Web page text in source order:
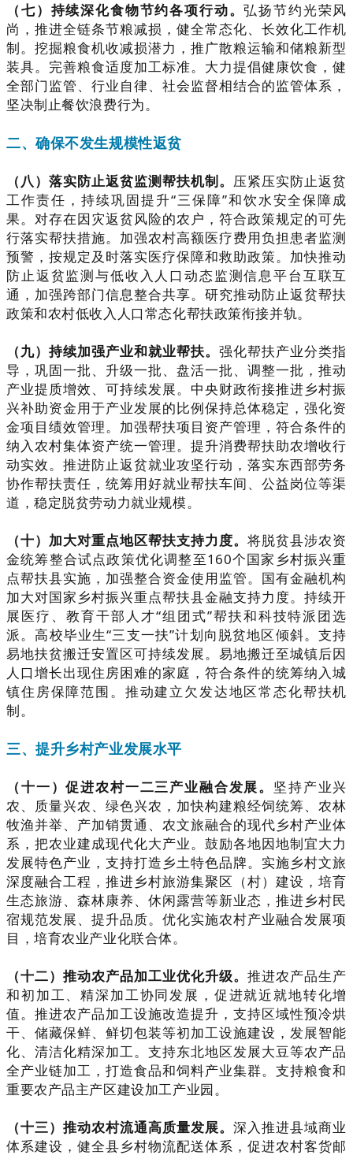
（七）持续深化食物节约各项行动。弘扬节约光荣风
尚，推进全链条节粮减损，健全常态化、长效化工作机
制。挖掘粮食机收减损潜力，推广散粮运输和储粮新型
装具。完善粮食适度加工标准。大力提倡健康饮食，健
全部门监管、行业自律、社会监督相结合的监管体系，
坚决制止餐饮浪费行为。
二、确保不发生规模性返贫
（八）落实防止返贫监测帮扶机制。 压紧压实防止返贫
工作责任，持续巩固提升“三保障”和饮水安全保障成
果。对存在因灾返贫风险的农户，符合政策规定的可先
行落实帮扶措施。加强农村高额医疗费用负担患者监测
预警，按规定及时落实医疗保障和救助政策。加快推动
防止返贫监测与低收入人口动态监测信息平台互联互
通，加强跨部门信息整合共享。研究推动防止返贫帮扶
政策和农村低收入人口常态化帮扶政策衔接并轨。
（九）持续加强产业和就业帮扶。强化帮扶产业分类指
导，巩固一批、升级一批、盘活一批、调整一批，推动
产业提质增效、可持续发展。中央财政衔接推进乡村振
兴补助资金用于产业发展的比例保持总体稳定，强化资
金项目绩效管理。加强帮扶项目资产管理，符合条件的
纳入农村集体资产统一管理。提升消费帮扶助农增收行
动实效。推进防止返贫就业攻坚行动，落实东西部劳务
协作帮扶责任，统筹用好就业帮扶车间、公益岗位等渠
道，稳定脱贫劳动力就业规模。
（十）加大对重点地区帮扶支持力度。将脱贫县涉农资
金统筹整合试点政策优化调整至160个国家乡村振兴重
点帮扶县实施，加强整合资金使用监管。国有金融机构
加大对国家乡村振兴重点帮扶县金融支持力度。持续开
展医疗、教育干部人才“组团式”帮扶和科技特派团选
派。高校毕业生“三支一扶”计划向脱贫地区倾斜。支持
易地扶贫搬迁安置区可持续发展。易地搬迁至城镇后因
人口增长出现住房困难的家庭，符合条件的统筹纳入城
镇住房保障范围。推动建立欠发达地区常态化帮扶机
制。
三、提升乡村产业发展水平
（十一）促进农村一二三产业融合发展。 坚持产业兴
农、质量兴农、绿色兴农，加快构建粮经饲统筹、农林
牧渔并举、产加销贯通、农文旅融合的现代乡村产业体
系，把农业建成现代化大产业。鼓励各地因地制宜大力
发展特色产业，支持打造乡土特色品牌。实施乡村文旅
深度融合工程，推进乡村旅游集聚区（村）建设，培育
生态旅游、森林康养、休闲露营等新业态，推进乡村民
宿规范发展、提升品质。优化实施农村产业融合发展项
目，培育农业产业化联合体。
（十二）推动农产品加工业优化升级。推进农产品生产
和初加工、精深加工协同发展，促进就近就地转化增
值。推进农产品加工设施改造提升，支持区域性预冷烘
干、储藏保鲜、鲜切包装等初加工设施建设，发展智能
化、清洁化精深加工。支持东北地区发展大豆等农产品
全产业链加工，打造食品和饲料产业集群。支持粮食和
重要农产品主产区建设加工产业园。
（十三）推动农村流通高质量发展。深入推进县域商业
体系建设，健全县乡村物流配送体系，促进农村客货邮